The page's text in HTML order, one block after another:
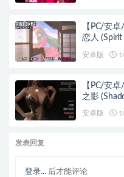
【PC/安
恋人 (Spirit
安卓版
【PC/安
之影
安卓版
发表回复
登录... 后才能评论